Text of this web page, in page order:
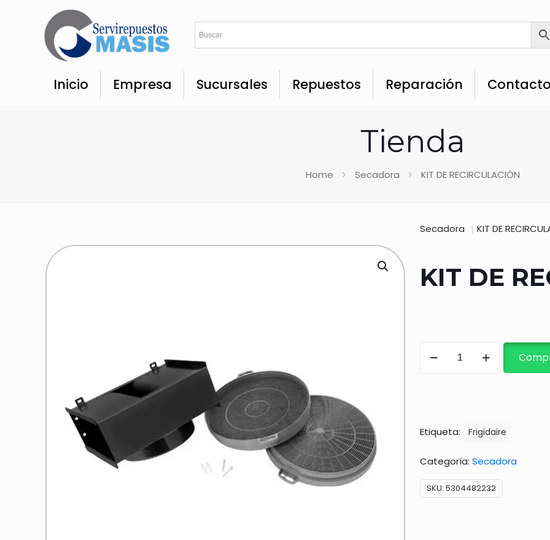
Inicio Empresa Sucursales Repuestos Reparación
Tienda
Home Secadora KIT DE RECIRCULACIÓN
Secadora | KIT DE
KIT DE
Etiqueta: Frigidaire
Categoría: Secadora
SKU: 5304482232